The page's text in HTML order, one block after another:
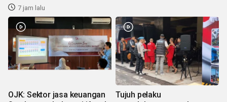
7 jam lalu
OJK: Sektor jasa keuangan
Tujuh pelaku